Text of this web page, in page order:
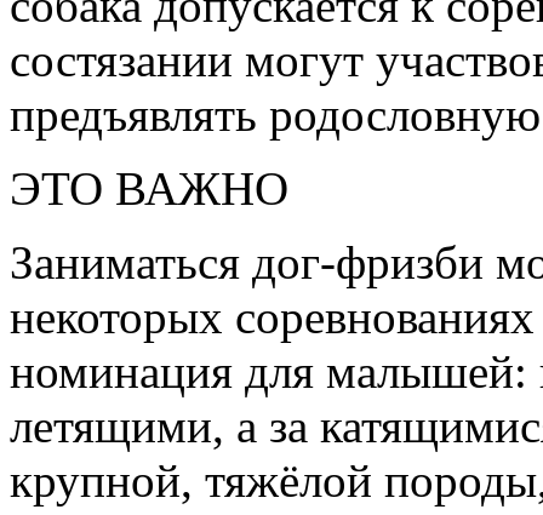
состязании могут
предъявлять
ЭТО ВАЖНО
Заниматься дог-фризби
некоторых
номинация для малышей:
летящими, а за
крупной, тяжёлой